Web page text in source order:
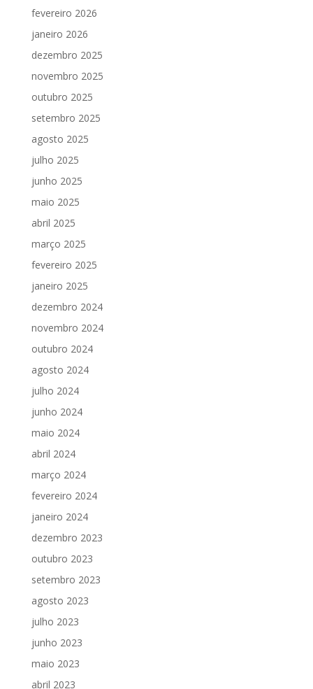
fevereiro 2026
janeiro 2026
dezembro 2025
novembro 2025
outubro 2025
setembro 2025
agosto 2025
julho 2025
junho 2025
maio 2025
abril 2025
março 2025
fevereiro 2025
janeiro 2025
dezembro 2024
novembro 2024
outubro 2024
agosto 2024
julho 2024
junho 2024
maio 2024
abril 2024
março 2024
fevereiro 2024
janeiro 2024
dezembro 2023
outubro 2023
setembro 2023
agosto 2023
julho 2023
junho 2023
maio 2023
abril 2023